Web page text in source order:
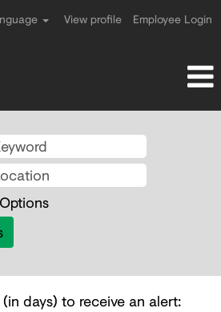
View profile Employee Login
days) to receive an alert: